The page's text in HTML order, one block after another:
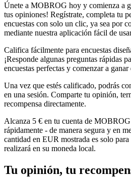
Únete a MOBROG hoy y comienza a
tus opiniones! Regístrate, completa tu
encuestas con solo un clic, ya sea por
mediante nuestra aplicación fácil de
Califica fácilmente para encuestas
¡Responde algunas preguntas rápidas
encuestas perfectas y comenzar a
Una vez que estés calificado, podrás
en una sesión. Comparte tu opinión,
recompensa directamente.
Alcanza 5 € en tu cuenta de
rápidamente - de manera segura y en
cantidad en EUR mostrada es solo
realizará en su moneda local.
Tu opinión, tu